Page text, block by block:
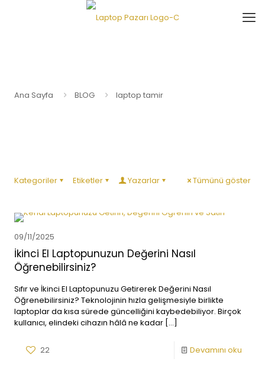
Ana Sayfa BLOG laptop tamir
Kategoriler Etiketler Yazarlar Tümünü göster
09/11/2025
İkinci El Laptopunuzun Değerini Nasıl
Öğrenebilirsiniz?
Sıfır ve İkinci El Laptopunuzu Getirerek Değerini Nasıl
Öğrenebilirsiniz? Teknolojinin hızla gelişmesiyle birlikte
laptoplar da kısa sürede güncelliğini kaybedebiliyor. Birçok
kullanıcı, elindeki cihazın hâlâ ne kadar […]
22 Devamını oku